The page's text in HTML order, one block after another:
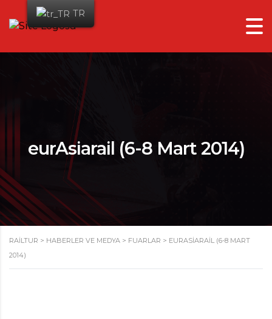
eurAsiarail (6-8 Mart 2014)
RAILTUR > HABERLER VE MEDYA > FUARLAR > EURASIARAIL (6-8 MART
2014)
TR